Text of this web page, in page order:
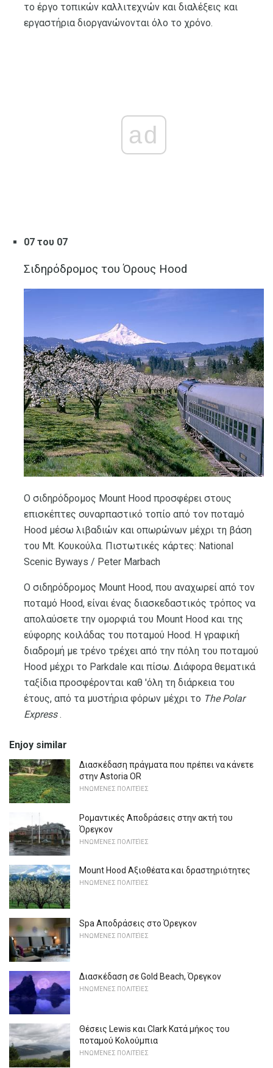
το έργο τοπικών καλλιτεχνών και διαλέξεις και
εργαστήρια διοργανώνονται όλο το χρόνο.
ad
07 του 07
Σιδηρόδρομος του Όρους Hood
Ο σιδηρόδρομος Mount Hood προσφέρει στους
επισκέπτες συναρπαστικό τοπίο από τον ποταμό
Hood μέσω λιβαδιών και οπωρώνων μέχρι τη βάση
του Mt. Κουκούλα. Πιστωτικές κάρτες: National
Scenic Byways / Peter Marbach
Ο σιδηρόδρομος Mount Hood, που αναχωρεί από τον
ποταμό Hood, είναι ένας διασκεδαστικός τρόπος να
απολαύσετε την ομορφιά του Mount Hood και της
εύφορης κοιλάδας του ποταμού Hood. Η γραφική
διαδρομή με τρένο τρέχει από την πόλη του ποταμού
Hood μέχρι το Parkdale και πίσω. Διάφορα θεματικά
ταξίδια προσφέρονται καθ 'όλη τη διάρκεια του
έτους, από τα μυστήρια φόρων μέχρι το The Polar
Express.
Enjoy similar
Διασκέδαση πράγματα που πρέπει να κάνετε
στην Astoria OR
ΗΝΩΜΈΝΕΣ ΠΟΛΙΤΕΊΕΣ
Ρομαντικές Αποδράσεις στην ακτή του
Όρεγκον
ΗΝΩΜΈΝΕΣ ΠΟΛΙΤΕΊΕΣ
Mount Hood Αξιοθέατα και δραστηριότητες
ΗΝΩΜΈΝΕΣ ΠΟΛΙΤΕΊΕΣ
Spa Αποδράσεις στο Όρεγκον
ΗΝΩΜΈΝΕΣ ΠΟΛΙΤΕΊΕΣ
Διασκέδαση σε Gold Beach, Όρεγκον
ΗΝΩΜΈΝΕΣ ΠΟΛΙΤΕΊΕΣ
Θέσεις Lewis και Clark Κατά μήκος του
ποταμού Κολούμπια
ΗΝΩΜΈΝΕΣ ΠΟΛΙΤΕΊΕΣ